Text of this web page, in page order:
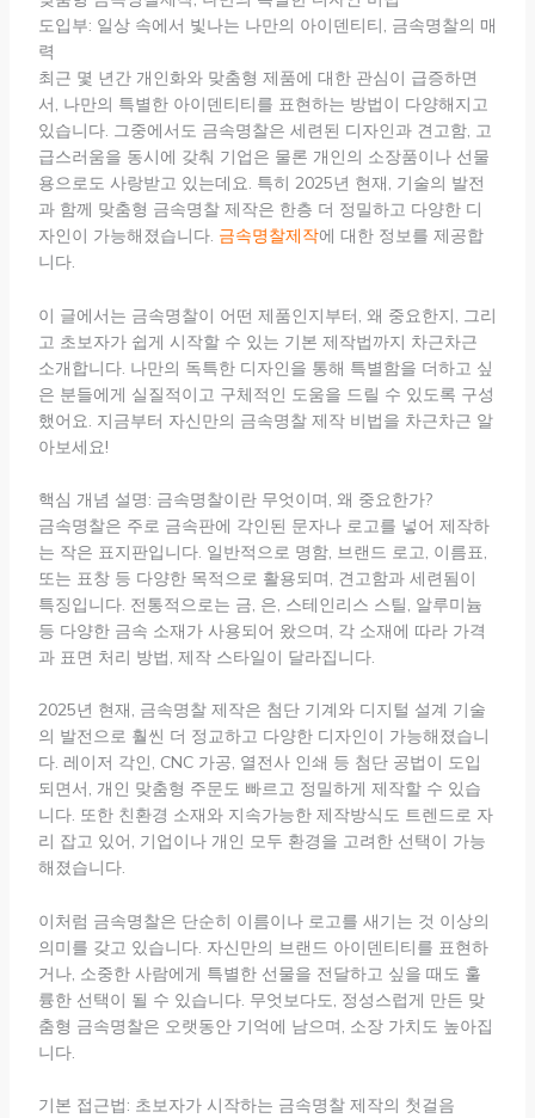
도입부: 일상 속에서 빛나는 나만의 아이덴티티, 금속명찰의 매
력
최근 몇 년간 개인화와 맞춤형 제품에 대한 관심이 급증하면
서, 나만의 특별한 아이덴티티를 표현하는 방법이 다양해지고
있습니다. 그중에서도 금속명찰은 세련된 디자인과 견고함, 고
급스러움을 동시에 갖춰 기업은 물론 개인의 소장품이나 선물
용으로도 사랑받고 있는데요. 특히 2025년 현재, 기술의 발전
과 함께 맞춤형 금속명찰 제작은 한층 더 정밀하고 다양한 디
자인이 가능해졌습니다. 금속명찰제작에 대한 정보를 제공합
니다.
이 글에서는 금속명찰이 어떤 제품인지부터, 왜 중요한지, 그리
고 초보자가 쉽게 시작할 수 있는 기본 제작법까지 차근차근
소개합니다. 나만의 독특한 디자인을 통해 특별함을 더하고 싶
은 분들에게 실질적이고 구체적인 도움을 드릴 수 있도록 구성
했어요. 지금부터 자신만의 금속명찰 제작 비법을 차근차근 알
아보세요!
핵심 개념 설명: 금속명찰이란 무엇이며, 왜 중요한가?
금속명찰은 주로 금속판에 각인된 문자나 로고를 넣어 제작하
는 작은 표지판입니다. 일반적으로 명함, 브랜드 로고, 이름표,
또는 표창 등 다양한 목적으로 활용되며, 견고함과 세련됨이
특징입니다. 전통적으로는 금, 은, 스테인리스 스틸, 알루미늄
등 다양한 금속 소재가 사용되어 왔으며, 각 소재에 따라 가격
과 표면 처리 방법, 제작 스타일이 달라집니다.
2025년 현재, 금속명찰 제작은 첨단 기계와 디지털 설계 기술
의 발전으로 훨씬 더 정교하고 다양한 디자인이 가능해졌습니
다. 레이저 각인, CNC 가공, 열전사 인쇄 등 첨단 공법이 도입
되면서, 개인 맞춤형 주문도 빠르고 정밀하게 제작할 수 있습
니다. 또한 친환경 소재와 지속가능한 제작방식도 트렌드로 자
리 잡고 있어, 기업이나 개인 모두 환경을 고려한 선택이 가능
해졌습니다.
이처럼 금속명찰은 단순히 이름이나 로고를 새기는 것 이상의
의미를 갖고 있습니다. 자신만의 브랜드 아이덴티티를 표현하
거나, 소중한 사람에게 특별한 선물을 전달하고 싶을 때도 훌
륭한 선택이 될 수 있습니다. 무엇보다도, 정성스럽게 만든 맞
춤형 금속명찰은 오랫동안 기억에 남으며, 소장 가치도 높아집
니다.
기본 접근법: 초보자가 시작하는 금속명찰 제작의 첫걸음